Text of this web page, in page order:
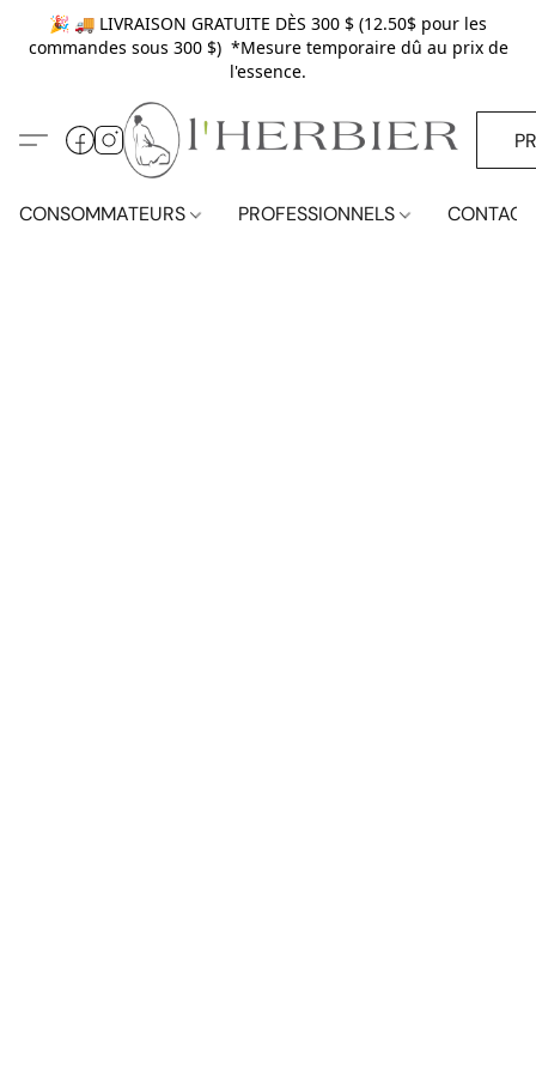
🎉 🚚 LIVRAISON GRATUITE DÈS 300 $ (12.50$ pour les
commandes sous 300 $) *Mesure temporaire dû au prix de
l'essence.
CONSOMMATEURS PROFESSIONNELS CONTACT